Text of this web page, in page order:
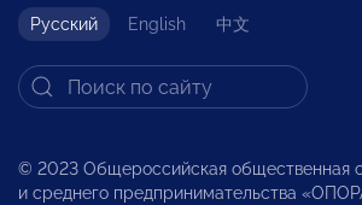
Русский English 中文
© 2023 Общероссийская общественная
и среднего предпринимательства